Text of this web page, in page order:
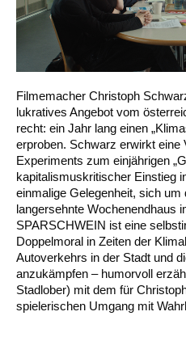
Filmemacher Christoph
lukratives Angebot vom
recht: ein Jahr lang einen
erproben. Schwarz erwirkt eine
Experiments zum einjährigen
kapitalismuskritischer Einstieg
einmalige Gelegenheit, sich
langersehnte Wochenendhaus
SPARSCHWEIN ist eine
Doppelmoral in Zeiten der
Autoverkehrs in der Stadt und
anzukämpfen – humorvoll
Stadlober) mit dem für
spielerischen Umgang mit